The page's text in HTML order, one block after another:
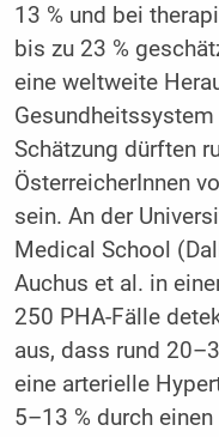
13 % und bei
bis zu 23 %
eine weltweite
Schätzung dürften
ÖsterreicherInnen
sein. An der
Medical School
Auchus et al. in
250 PHA-Fälle
aus, dass rund
eine arterielle
5–13 % durch